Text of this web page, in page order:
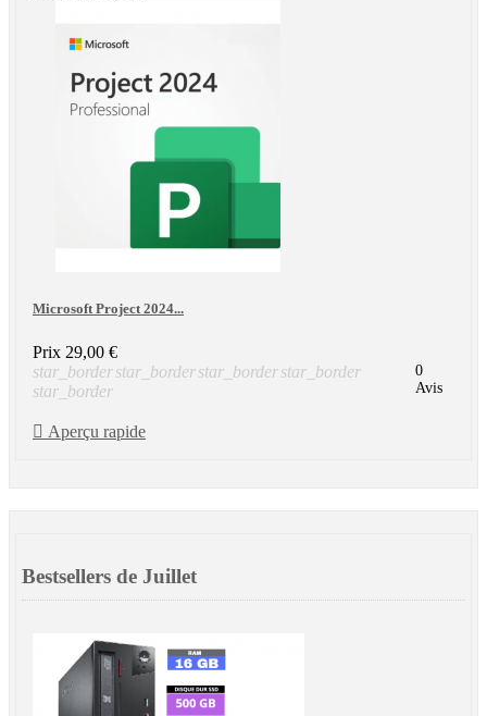
Microsoft Project 2024...
Prix 29,00 €
star_borderstar_borderstar_borderstar_border
star_border
0
Avis
 Aperçu rapide
Bestsellers de Juillet